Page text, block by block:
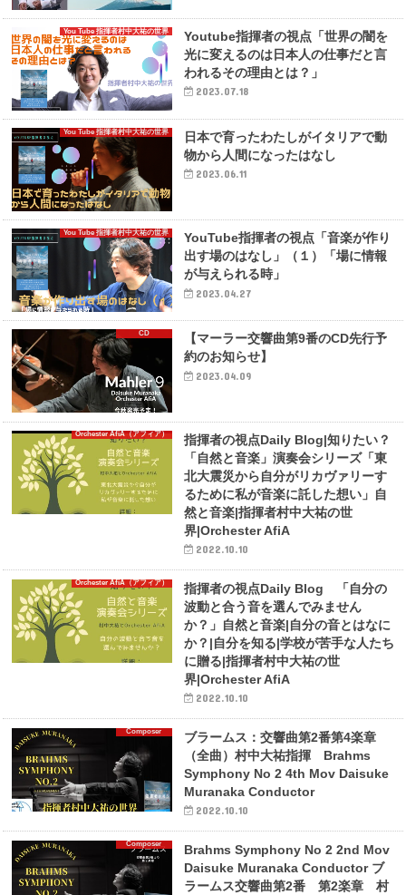
You Tube 指揮者村中大祐の世界
Youtube指揮者の視点「世界の闇を
光に変えるのは日本人の仕事だと言
われるその理由とは？」
2023.07.18
You Tube 指揮者村中大祐の世界
日本で育ったわたしがイタリアで動
物から人間になったはなし
2023.06.11
You Tube 指揮者村中大祐の世界
YouTube指揮者の視点「音楽が作り
出す場のはなし」（１）「場に情報
が与えられる時」
2023.04.27
CD
【マーラー交響曲第9番のCD先行予
約のお知らせ】
2023.04.09
Orchester AfiA（アフィア）
指揮者の視点Daily Blog|知りたい？
「自然と音楽」演奏会シリーズ「東
北大震災から自分がリカヴァリーす
るために私が音楽に託した想い」自
然と音楽|指揮者村中大祐の世
界|Orchester AfiA
2022.10.10
Orchester AfiA（アフィア）
指揮者の視点Daily Blog 「自分の
波動と合う音を選んでみません
か？」自然と音楽|自分の音とはなに
か？|自分を知る|学校が苦手な人たち
に贈る|指揮者村中大祐の世
界|Orchester AfiA
2022.10.10
Composer
ブラームス：交響曲第2番第4楽章
（全曲）村中大祐指揮 Brahms
Symphony No 2 4th Mov Daisuke
Muranaka Conductor
2022.10.10
Composer
Brahms Symphony No 2 2nd Mov
Daisuke Muranaka Conductor ブ
ラームス交響曲第2番 第2楽章 村